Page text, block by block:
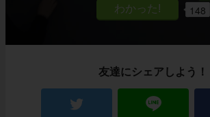
148
友達にシェアしよう！